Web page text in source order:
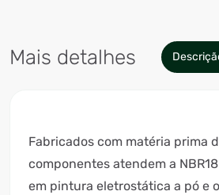
Mais detalhes
Fabricados com matéria prima
componentes atendem a
em pintura eletrostática a pó e